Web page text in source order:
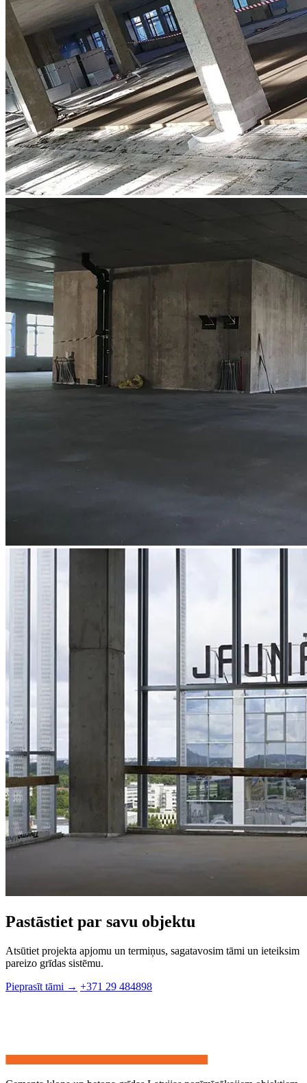
Pastāstiet par savu objektu
Atsūtiet projekta apjomu un termiņus, sagatavosim tāmi un ieteiksim
pareizo grīdas sistēmu.
Pieprasīt tāmi → +371 29 484898